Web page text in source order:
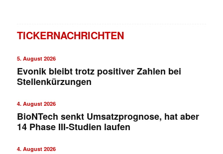
TICKERNACHRICHTEN
5. August 2026
Evonik bleibt trotz positiver Zahlen bei
Stellenkürzungen
4. August 2026
BioNTech senkt Umsatzprognose, hat aber
14 Phase III-Studien laufen
4. August 2026